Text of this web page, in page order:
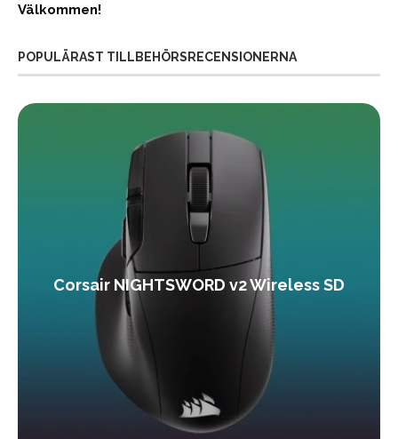
Välkommen!
POPULÄRAST TILLBEHÖRSRECENSIONERNA
Corsair NIGHTSWORD v2 Wireless SD